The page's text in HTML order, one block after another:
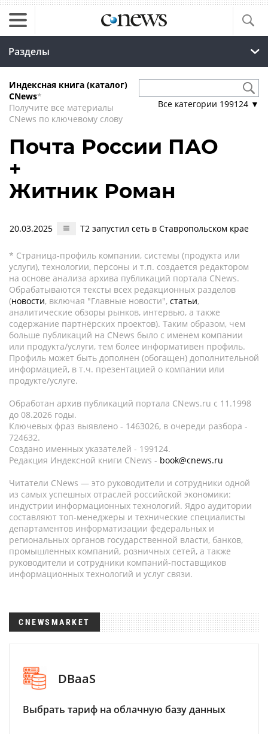
Разделы
Индексная книга (каталог)
CNews*
Получите все материалы
CNews по ключевому слову
Все категории 199124 ▼
Почта России ПАО
+
Житник Роман
20.03.2025 T2 запустил сеть в Ставропольском крае
* Страница-профиль компании, системы (продукта или
услуги), технологии, персоны и т.п. создается редактором
на основе анализа архива публикаций портала CNews.
Обрабатываются тексты всех редакционных разделов
(новости, включая "Главные новости", статьи,
аналитические обзоры рынков, интервью, а также
содержание партнёрских проектов). Таким образом, чем
больше публикаций на CNews было с именем компании
или продукта/услуги, тем более информативен профиль.
Профиль может быть дополнен (обогащен) дополнительной
информацией, в т.ч. презентацией о компании или
продукте/услуге.
Обработан архив публикаций портала CNews.ru c 11.1998
до 08.2026 годы.
Ключевых фраз выявлено - 1463026, в очереди разбора -
724632.
Создано именных указателей - 199124.
Редакция Индексной книги CNews - book@cnews.ru
Читатели CNews — это руководители и сотрудники одной
из самых успешных отраслей российской экономики:
индустрии информационных технологий. Ядро аудитории
составляют топ-менеджеры и технические специалисты
департаментов информатизации федеральных и
региональных органов государственной власти, банков,
промышленных компаний, розничных сетей, а также
руководители и сотрудники компаний-поставщиков
информационных технологий и услуг связи.
CNEWSMARKET
DBaaS
Выбрать тариф на облачную базу данных